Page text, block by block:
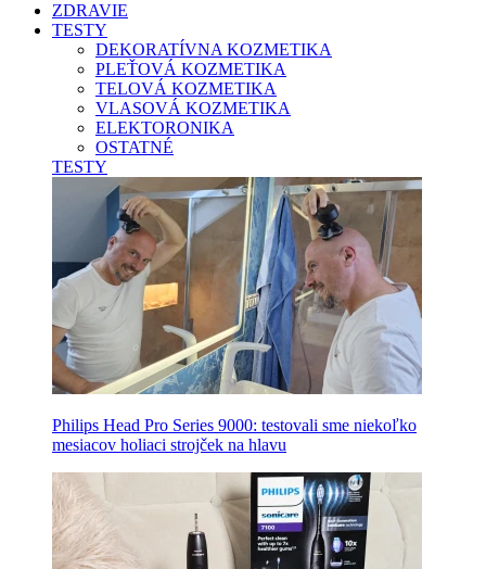
ZDRAVIE
TESTY
DEKORATÍVNA KOZMETIKA
PLEŤOVÁ KOZMETIKA
TELOVÁ KOZMETIKA
VLASOVÁ KOZMETIKA
ELEKTORONIKA
OSTATNÉ
TESTY
Philips Head Pro Series 9000: testovali sme niekoľko
mesiacov holiaci strojček na hlavu